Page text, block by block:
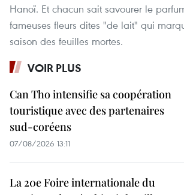
Hanoï. Et chacun sait savourer le
fameuses fleurs dites "de lait" qui
saison des feuilles mortes.
VOIR PLUS
Can Tho intensifie sa coopération
touristique avec des partenaires
sud-coréens
07/08/2026 13:11
La 20e Foire internationale du